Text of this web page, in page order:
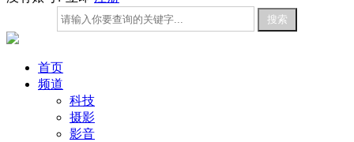
首页
频道
科技
摄影
影音